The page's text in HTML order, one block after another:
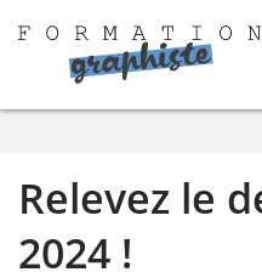
Relevez le
2024 !